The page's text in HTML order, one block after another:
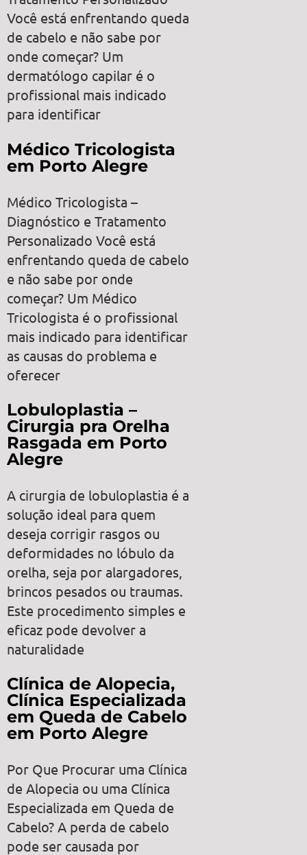
Você está enfrentando queda
de cabelo e não sabe por
onde começar? Um
dermatólogo capilar é o
profissional mais indicado
para identificar
Médico Tricologista
em Porto Alegre
Médico Tricologista –
Diagnóstico e Tratamento
Personalizado Você está
enfrentando queda de cabelo
e não sabe por onde
começar? Um Médico
Tricologista é o profissional
mais indicado para identificar
as causas do problema e
oferecer
Lobuloplastia –
Cirurgia pra Orelha
Rasgada em Porto
Alegre
A cirurgia de lobuloplastia é a
solução ideal para quem
deseja corrigir rasgos ou
deformidades no lóbulo da
orelha, seja por alargadores,
brincos pesados ou traumas.
Este procedimento simples e
eficaz pode devolver a
naturalidade
Clínica de Alopecia,
Clínica Especializada
em Queda de Cabelo
em Porto Alegre
Por Que Procurar uma Clínica
de Alopecia ou uma Clínica
Especializada em Queda de
Cabelo? A perda de cabelo
pode ser causada por